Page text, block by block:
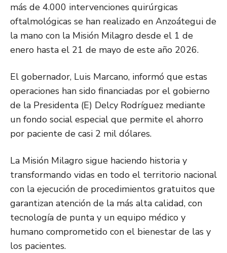
más de 4.000 intervenciones quirúrgicas
oftalmológicas se han realizado en Anzoátegui de
la mano con la Misión Milagro desde el 1 de
enero hasta el 21 de mayo de este año 2026.
El gobernador, Luis Marcano, informó que estas
operaciones han sido financiadas por el gobierno
de la Presidenta (E) Delcy Rodríguez mediante
un fondo social especial que permite el ahorro
por paciente de casi 2 mil dólares.
La Misión Milagro sigue haciendo historia y
transformando vidas en todo el territorio nacional
con la ejecución de procedimientos gratuitos que
garantizan atención de la más alta calidad, con
tecnología de punta y un equipo médico y
humano comprometido con el bienestar de las y
los pacientes.